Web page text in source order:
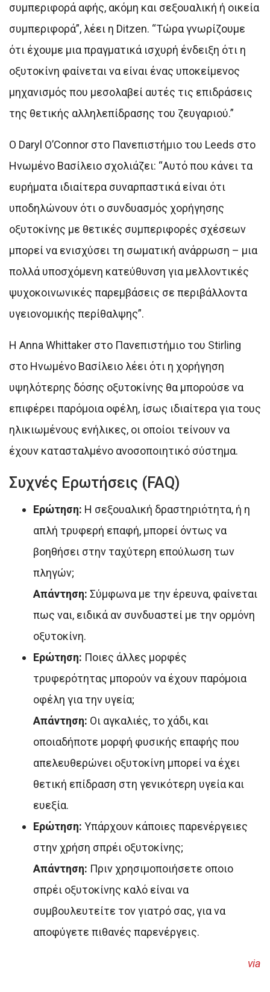
συμπεριφορά αφής, ακόμη και σεξουαλική ή οικεία
συμπεριφορά”, λέει η Ditzen. “Τώρα γνωρίζουμε
ότι έχουμε μια πραγματικά ισχυρή ένδειξη ότι η
οξυτοκίνη φαίνεται να είναι ένας υποκείμενος
μηχανισμός που μεσολαβεί αυτές τις επιδράσεις
της θετικής αλληλεπίδρασης του ζευγαριού.”
Ο Daryl O’Connor στο Πανεπιστήμιο του Leeds στο
Ηνωμένο Βασίλειο σχολιάζει: “Αυτό που κάνει τα
ευρήματα ιδιαίτερα συναρπαστικά είναι ότι
υποδηλώνουν ότι ο συνδυασμός χορήγησης
οξυτοκίνης με θετικές συμπεριφορές σχέσεων
μπορεί να ενισχύσει τη σωματική ανάρρωση – μια
πολλά υποσχόμενη κατεύθυνση για μελλοντικές
ψυχοκοινωνικές παρεμβάσεις σε περιβάλλοντα
υγειονομικής περίθαλψης”.
Η Anna Whittaker στο Πανεπιστήμιο του Stirling
στο Ηνωμένο Βασίλειο λέει ότι η χορήγηση
υψηλότερης δόσης οξυτοκίνης θα μπορούσε να
επιφέρει παρόμοια οφέλη, ίσως ιδιαίτερα για τους
ηλικιωμένους ενήλικες, οι οποίοι τείνουν να
έχουν κατασταλμένο ανοσοποιητικό σύστημα.
Συχνές Ερωτήσεις (FAQ)
Ερώτηση: Η σεξουαλική δραστηριότητα, ή η
απλή τρυφερή επαφή, μπορεί όντως να
βοηθήσει στην ταχύτερη επούλωση των
πληγών;
Aπάντηση: Σύμφωνα με την έρευνα, φαίνεται
πως ναι, ειδικά αν συνδυαστεί με την ορμόνη
οξυτοκίνη.
Ερώτηση: Ποιες άλλες μορφές
τρυφερότητας μπορούν να έχουν παρόμοια
οφέλη για την υγεία;
Απάντηση: Οι αγκαλιές, το χάδι, και
οποιαδήποτε μορφή φυσικής επαφής που
απελευθερώνει οξυτοκίνη μπορεί να έχει
θετική επίδραση στη γενικότερη υγεία και
ευεξία.
Ερώτηση: Υπάρχουν κάποιες παρενέργειες
στην χρήση σπρέι οξυτοκίνης;
Απάντηση: Πριν χρησιμοποιήσετε οποιο
σπρέι οξυτοκίνης καλό είναι να
συμβουλευτείτε τον γιατρό σας, για να
αποφύγετε πιθανές παρενέργεις.
via